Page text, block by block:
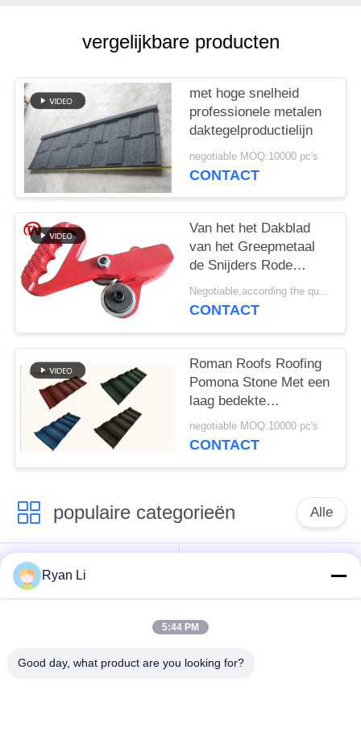
vergelijkbare producten
met hoge snelheid
professionele metalen
daktegelproductielijn
negotiable MOQ:10000 pc's
CONTACT
Van het het Dakblad
van het Greepmetaal
de Snijders Rode
Groene Draagbare
Veilige exploitatie uit
Negotiable,according the quantity MOQ:1 Instellen
CONTACT
Roman Roofs Roofing
Pomona Stone Met een
laag bedekte
Metaaltegel 0.4mm dik
negotiable MOQ:10000 pc's
CONTACT
populaire categorieën Alle
Dakbroodje die
Machine vormen
vormen
Down Pipe
vormen van rolluiken
Ryan Li
5:44 PM
Good day, what product are you looking for?